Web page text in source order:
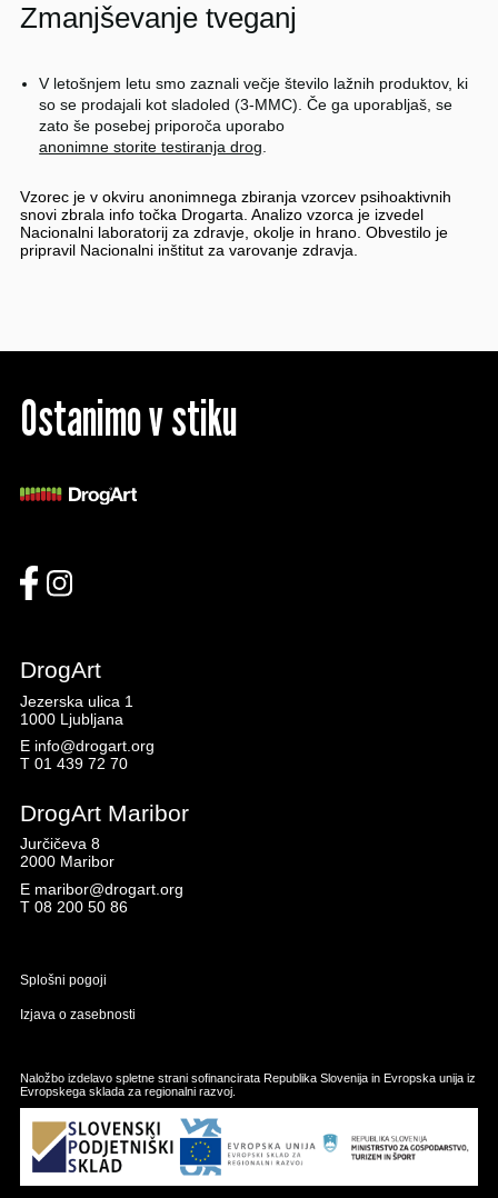
Zmanjševanje tveganj
V letošnjem letu smo zaznali večje število lažnih produktov, ki
so se prodajali kot sladoled (3-MMC). Če ga uporabljaš, se
zato še posebej priporoča uporabo
anonimne storite testiranja drog.
Vzorec je v okviru anonimnega zbiranja vzorcev psihoaktivnih
snovi zbrala info točka Drogarta. Analizo vzorca je izvedel
Nacionalni laboratorij za zdravje, okolje in hrano. Obvestilo je
pripravil Nacionalni inštitut za varovanje zdravja.
Ostanimo v stiku
DrogArt
Jezerska ulica 1
1000 Ljubljana
E info@drogart.org
T 01 439 72 70
DrogArt Maribor
Jurčičeva 8
2000 Maribor
E maribor@drogart.org
T 08 200 50 86
Splošni pogoji
Izjava o zasebnosti
Naložbo izdelavo spletne strani sofinancirata Republika Slovenija in Evropska unija iz
Evropskega sklada za regionalni razvoj.